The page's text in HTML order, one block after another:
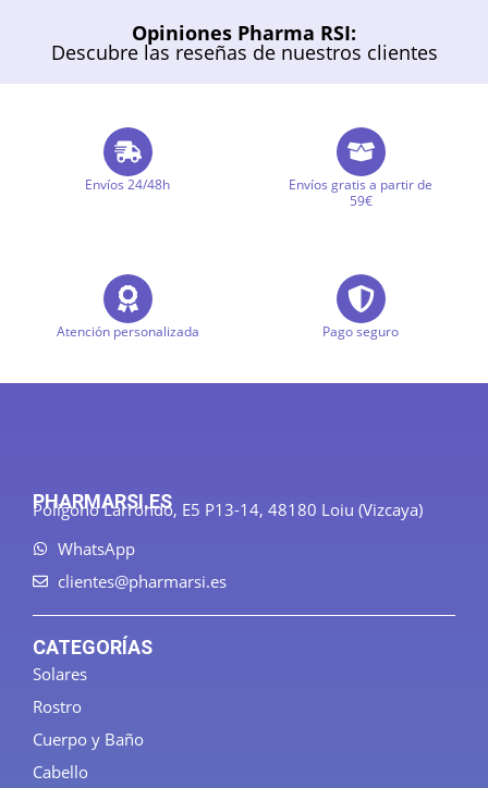
Opiniones Pharma RSI:
Descubre las reseñas de nuestros clientes
Envíos 24/48h
Envíos gratis a partir de
59€
Atención personalizada Pago seguro
PHARMARSI.ES
Polígono Larrondo, E5 P13-14, 48180 Loiu (Vizcaya)
WhatsApp
clientes@pharmarsi.es
CATEGORÍAS
Solares
Rostro
Cuerpo y Baño
Cabello